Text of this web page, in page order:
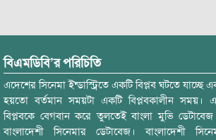
বিএমডিবি’র পরিচিতি
এদেশের সিনেমা ইন্ডাস্ট্রিতে একটি বিপ্লব ঘটতে যাচ্ছে
হয়তো বর্তমান সময়টা একটি বিপ্লবকালীন সময়।
বিপ্লবকে বেগবান করে তুলতেই বাংলা মুভি
বাংলাদেশী সিনেমার ডেটাবেজ। বাংলাদেশী